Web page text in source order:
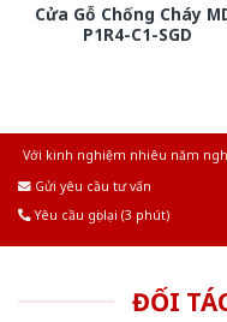
Cửa Gỗ Chống Cháy
P1R4-C1-SGD
Với kinh nghiệm nhiêu năm
Gửi yêu cầu tư vấn
Yêu cầu gọi lại (3 phút)
ĐỐI